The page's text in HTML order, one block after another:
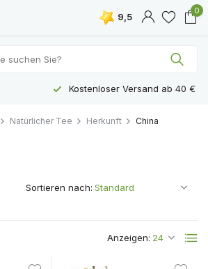
9,5
0
Kostenloser Versand ab 40 €
Natürlicher Tee Herkunft China
Anzeigen:
Sortieren nach: